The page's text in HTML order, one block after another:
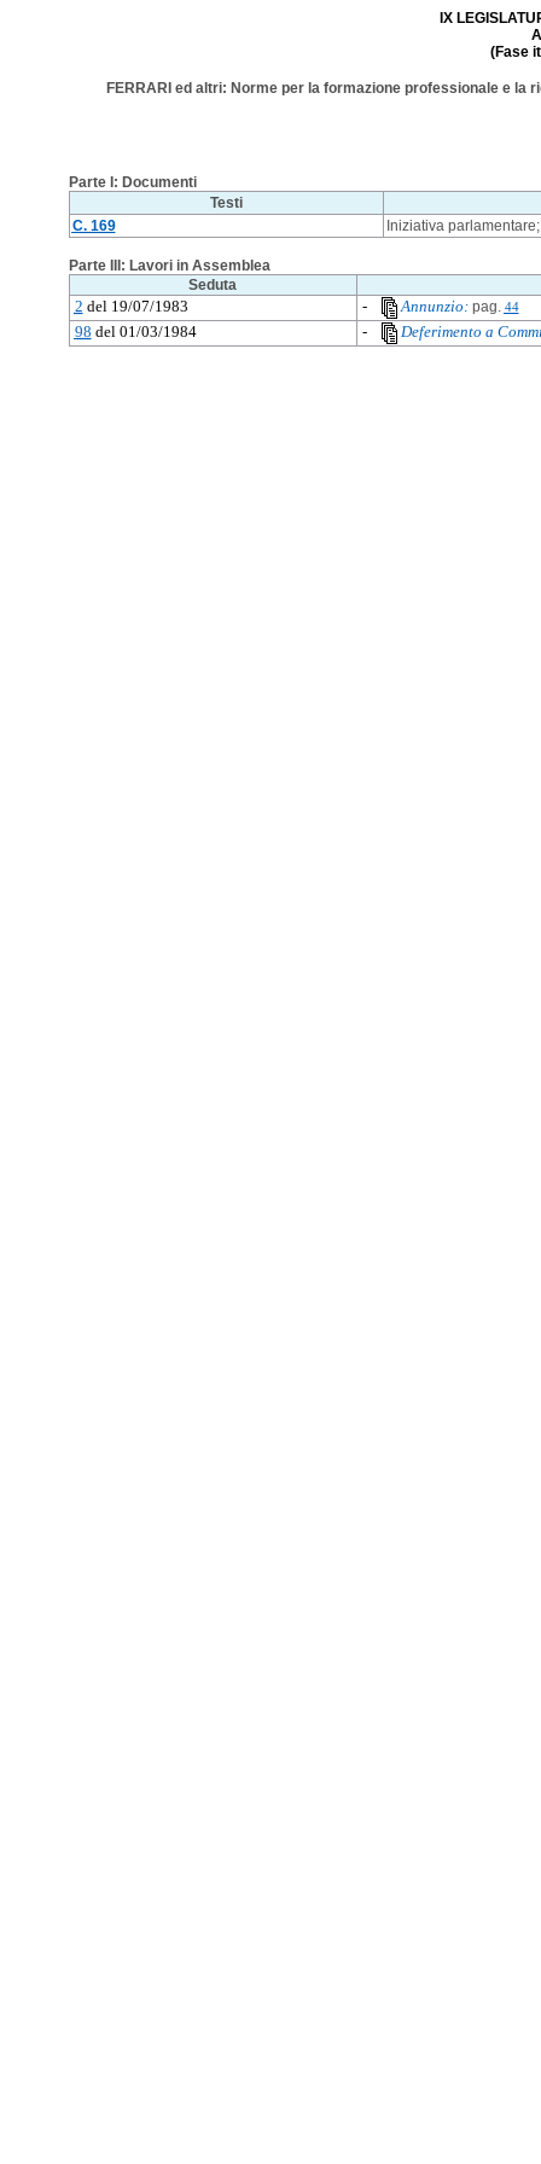
IX
(Fase
FERRARI ed altri: Norme per la formazione professionale e
Parte I: Documenti
Testi
C. 169
Iniziativa
Parte III: Lavori in Assemblea
Seduta
2 del 19/07/1983 - Annunzio:pag. 44
98 del 01/03/1984 - Deferimento a